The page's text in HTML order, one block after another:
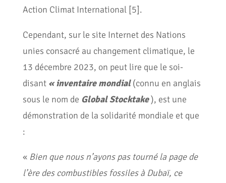
Action Climat International [5].
Cependant, sur le site Internet des Nations
unies consacré au changement climatique, le
13 décembre 2023, on peut lire que le soi-
disant « inventaire mondial (connu en anglais
sous le nom de Global Stocktake), est une
démonstration de la solidarité mondiale et que
:
« Bien que nous n’ayons pas tourné la page de
l’ère des combustibles fossiles à Dubaï, ce